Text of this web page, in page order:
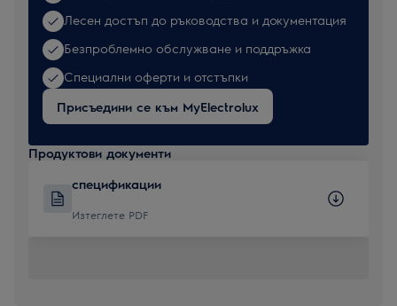
Лесен достъп до ръководства и документация
Безпроблемно обслужване и поддръжка
Специални оферти и отстъпки
Присъедини се към MyElectrolux
Продуктови документи
спецификации
Изтеглете PDF